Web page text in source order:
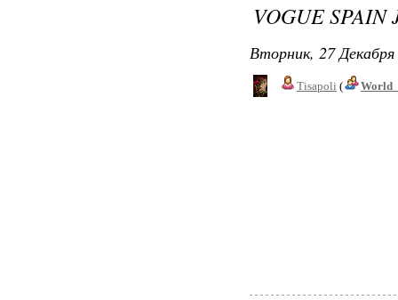
VOGUE SPAIN
Вторник, 27
Tisapoli (